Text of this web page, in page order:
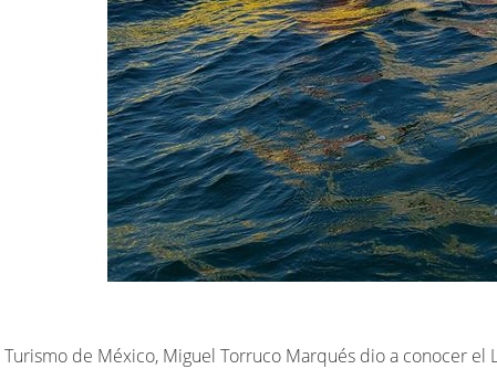
de México, Miguel Torruco Marqués dio a conocer